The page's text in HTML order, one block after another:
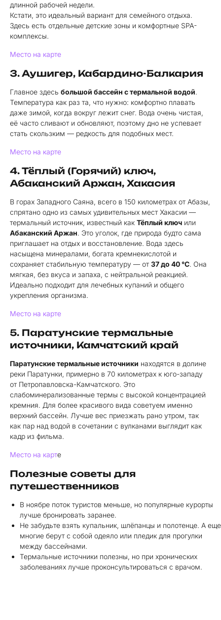
длинной рабочей недели.
Кстати, это идеальный вариант для семейного отдыха.
Здесь есть отдельные детские зоны и комфортные SPA-
комплексы.
Место на карте
3. Аушигер, Кабардино-Балкария
Главное здесь большой бассейн с термальной водой.
Температура как раз та, что нужно: комфортно плавать
даже зимой, когда вокруг лежит снег. Вода очень чистая,
её часто сливают и обновляют, поэтому дно не успевает
стать скользким — редкость для подобных мест.
Место на карте
4. Тёплый (Горячий) ключ,
Абаканский Аржан, Хакасия
В горах Западного Саяна, всего в 150 километрах от Абазы,
спрятано одно из самых удивительных мест Хакасии —
термальный источник, известный как Тёплый ключ или
Абаканский Аржан. Это уголок, где природа будто сама
приглашает на отдых и восстановление. Вода здесь
насыщена минералами, богата кремнекислотой и
сохраняет стабильную температуру — от 37 до 40 °C. Она
мягкая, без вкуса и запаха, с нейтральной реакцией.
Идеально подходит для лечебных купаний и общего
укрепления организма.
Место на карте
5. Паратунские термальные
источники, Камчатский край
Паратунские термальные источники находятся в долине
реки Паратунки, примерно в 70 километрах к юго-западу
от Петропавловска-Камчатского. Это
слабоминерализованные термы с высокой концентрацией
кремния. Для более красивого вида советуем именно
верхний бассейн. Лучше вес приезжать рано утром, так
как пар над водой в сочетании с вулканами выглядит как
кадр из фильма.
Место на карте
Полезные советы для
путешественников
В ноябре поток туристов меньше, но популярные курорты
лучше бронировать заранее.
Не забудьте взять купальник, шлёпанцы и полотенце. А еще
многие берут с собой одеяло или пледик для прогулки
между бассейнами.
Термальные источники полезны, но при хронических
заболеваниях лучше проконсультироваться с врачом.